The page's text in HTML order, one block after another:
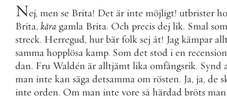
Nej, men se Brita! Det är inte möjligt! utbrister
Brita, kära gamla Brita. Och precis dej lik. Smal som
streck. Herregud, hur bär folk sej åt! Jag kämpar
samma hopplösa kamp. Som det stod i en recension
dan. Fru Waldén är alltjämt lika omfångsrik. Synd
man inte kan säga detsamma om rösten. Ja, ja, de
inte orden. Om man inte vore så härdad bröts man